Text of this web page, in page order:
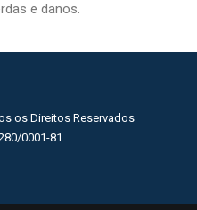
e danos.
os Direitos Reservados
0001-81